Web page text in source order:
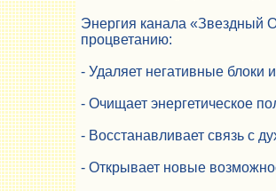
Энергия канала «Звездный
процветанию:
- Удаляет негативные блоки
- Очищает энергетическое
- Восстанавливает связь с
- Открывает новые